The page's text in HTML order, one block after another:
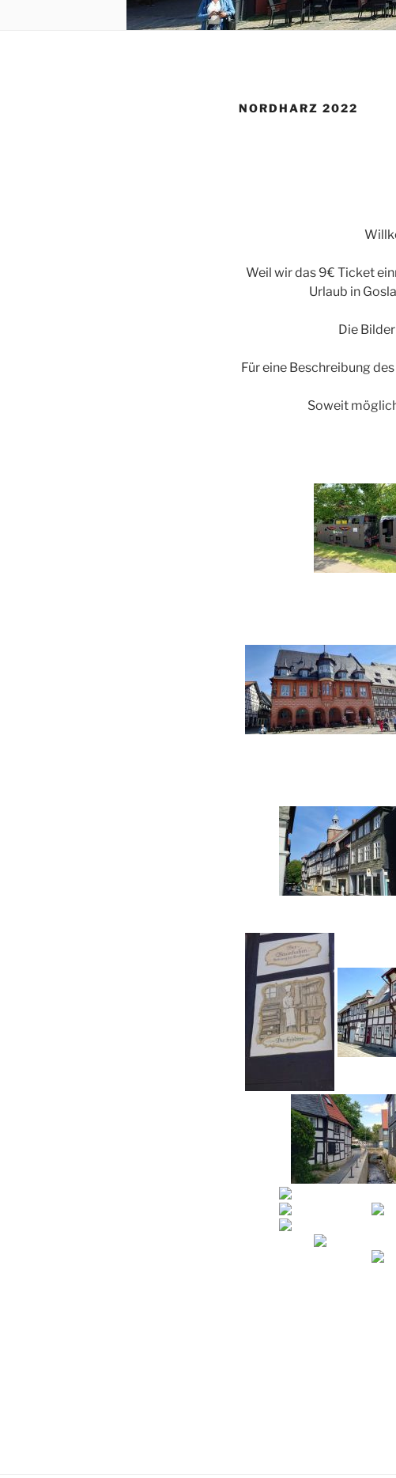
NORDHARZ 2022
Weil wir das 9€ Ticket
Urlaub in
Die
Für eine Beschreibung
Soweit